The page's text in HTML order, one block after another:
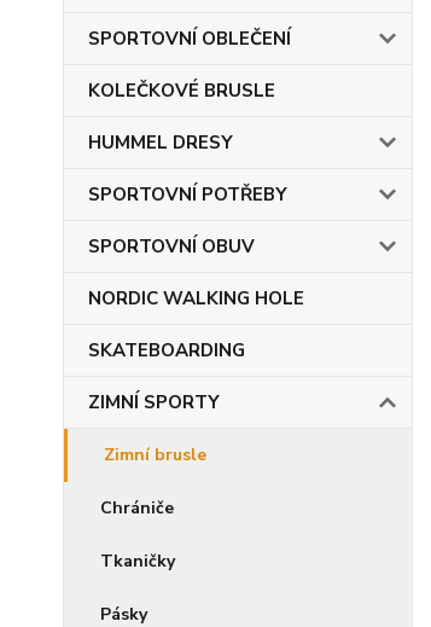
SPORTOVNÍ OBLEČENÍ
KOLEČKOVÉ BRUSLE
HUMMEL DRESY
SPORTOVNÍ POTŘEBY
SPORTOVNÍ OBUV
NORDIC WALKING HOLE
SKATEBOARDING
ZIMNÍ SPORTY
Zimní brusle
Chrániče
Tkaničky
Pásky